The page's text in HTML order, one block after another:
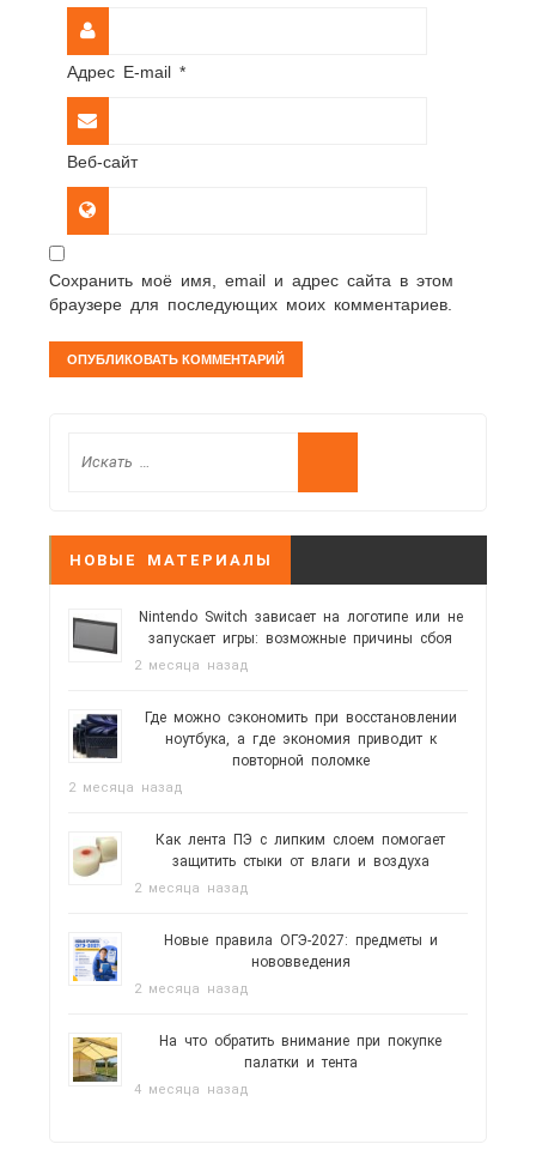
Адрес E-mail *
Веб-сайт
Сохранить моё имя, email и адрес сайта в этом
браузере для последующих моих комментариев.
НОВЫЕ МАТЕРИАЛЫ
Nintendo Switch зависает на логотипе или не
запускает игры: возможные причины сбоя
2 месяца назад
Где можно сэкономить при восстановлении
ноутбука, а где экономия приводит к
повторной поломке
2 месяца назад
Как лента ПЭ с липким слоем помогает
защитить стыки от влаги и воздуха
2 месяца назад
Новые правила ОГЭ-2027: предметы и
нововведения
2 месяца назад
На что обратить внимание при покупке
палатки и тента
4 месяца назад